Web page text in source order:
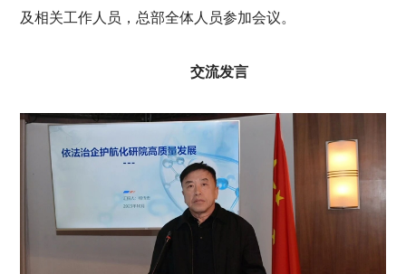
及相关工作人员，总部全体人员参加会议。
交流发言